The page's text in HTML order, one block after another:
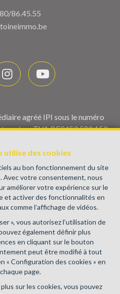
utilise des cookies
au bon fonctionnement du site
votre consentement, nous
améliorer votre expérience sur le
et activer des fonctionnalités en
comme l’affichage de vidéos.
», vous autorisez l’utilisation de
également définir plus
en cliquant sur le bouton
peut être modifié à tout
« Configuration des cookies » en
page.
sur les cookies, vous pouvez
86.45.55
agréé IPI sous le numéro
: TVA BE0459.580.159-
16B, 1000 Bruxelles (+32 2
au
code déontologique de l’
IPI
via AXA Belgium SA,
– police n° 730.390.160.
activités réalisées en Belgique
d'utilisation du site
de la vie privée
des cookies